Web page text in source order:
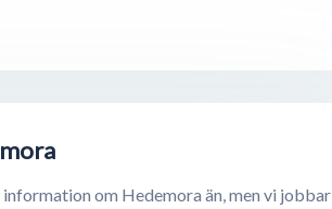
information om Hedemora än, men vi jobbar